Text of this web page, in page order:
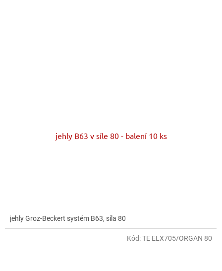
jehly B63 v síle 80 - balení 10 ks
jehly Groz-Beckert systém B63, síla 80
Kód:TE ELX705/ORGAN 80